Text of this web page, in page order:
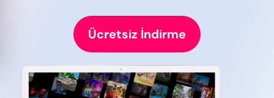
Ücretsiz İndirme